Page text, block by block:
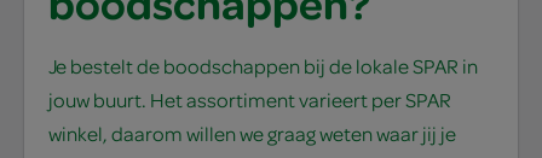
Je bestelt de boodschappen bij de lokale SPAR in
jouw buurt. Het assortiment varieert per SPAR
winkel, daarom willen we graag weten waar jij je